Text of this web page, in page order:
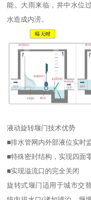
能。大雨来临，井中水位
水造成内涝。
液动旋转堰门技术优势
■排水管网内外部液位实时
■特殊密封结构，实现四面
■实现溢流口的完全关闭
旋转式堰门适用于城市交